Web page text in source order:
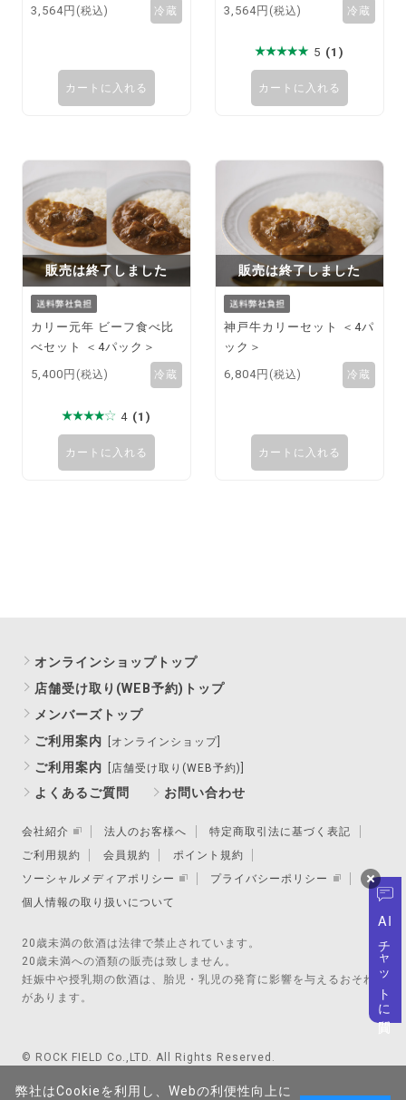
3,564円 (税込)
カートに入れる
3,564円 (税込)
5 (1)
カートに入れる
販売は終了しました
カリー元年 ビーフ食べ比
べセット ＜4パック＞
5,400円 (税込)
4 (1)
カートに入れる
販売は終了しました
神戸牛カリーセット ＜4パ
ック＞
6,804円 (税込)
カートに入れる
オンラインショップトップ
店舗受け取り(WEB予約)トップ
メンバーズトップ
ご利用案内
[オンラインショップ]
ご利用案内 [店舗受け取り(WEB予約)]
よくあるご質問 お問い合わせ
会社紹介 法人のお客様へ
特定商取引法に基づく表記
ご利用規約
会員規約
ポイント規約
ソーシャルメディアポリシー
プライバシーポリシー
個人情報の取り扱いについて
20歳未満の飲酒は法律で禁止されています。
20歳未満への酒類の販売は致しません。
妊娠中や授乳期の飲酒は、胎児・乳児の発育に影響を与えるおそれ
があります。
© ROCK FIELD Co.,LTD. All Rights Reserved.
AI
チャットに質問
弊社はCookieを利用し、Webの利便性向上に